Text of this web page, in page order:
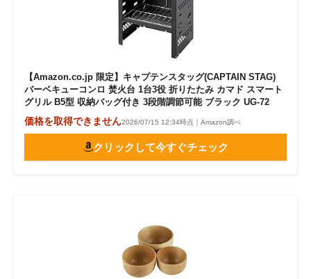
【Amazon.co.jp 限定】キャプテンスタッグ(CAPTAIN STAG)
バーベキューコンロ 焚火台 1台3役 折りたたみ カマド スマート
グリル B5型 収納バッグ付き 3段階調節可能 ブラック UG-72
価格を取得できません2026/07/15 12:34時点｜Amazon調べ
クリックして今すぐチェック